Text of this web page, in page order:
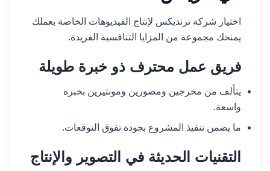
اختيار شركة ترنديكس لإنتاج الفيديوهات الخاصة بعملك
يمنحك مجموعة من المزايا التنافسية الفريدة.
فريق عمل محترف ذو خبرة طويلة
يتألف من مخرجين ومصورين ومونتيرين بخبرة
واسعة.
ما يضمن تنفيذ المشروع بجودة تفوق التوقعات.
التقنيات الحديثة في التصوير والإنتاج